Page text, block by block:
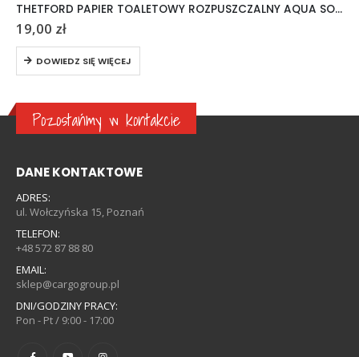
THETFORD PAPIER TOALETOWY ROZPUSZCZALNY AQUA SOFT 6 ROLEK
19,00 zł
DOWIEDZ SIĘ WIĘCEJ
Pozostańmy w kontakcie
DANE KONTAKTOWE
ADRES:
ul. Wołczyńska 15, Poznań
TELEFON:
+48 572 87 88 80
EMAIL:
sklep@cargogroup.pl
DNI/GODZINY PRACY:
Pon - Pt / 9:00 - 17:00